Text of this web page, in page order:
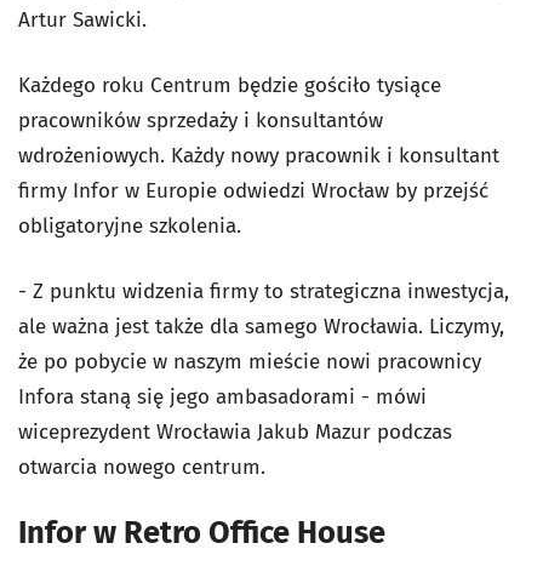
Artur Sawicki.
Każdego roku Centrum będzie gościło tysiące
pracowników sprzedaży i konsultantów
wdrożeniowych. Każdy nowy pracownik i konsultant
firmy Infor w Europie odwiedzi Wrocław by przejść
obligatoryjne szkolenia.
- Z punktu widzenia firmy to strategiczna inwestycja,
ale ważna jest także dla samego Wrocławia. Liczymy,
że po pobycie w naszym mieście nowi pracownicy
Infora staną się jego ambasadorami - mówi
wiceprezydent Wrocławia Jakub Mazur podczas
otwarcia nowego centrum.
Infor w Retro Office House